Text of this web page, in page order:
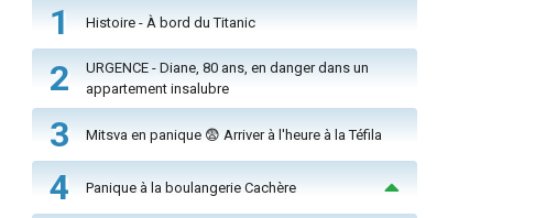
1 Histoire - À bord du Titanic
2
URGENCE - Diane, 80 ans, en danger dans un
appartement insalubre
3 Mitsva en panique 😨 Arriver à l'heure à la Téfila
4 Panique à la boulangerie Cachère